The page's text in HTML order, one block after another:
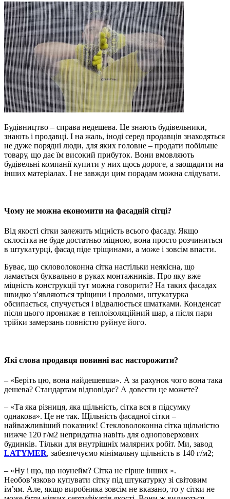
Будівництво – справа недешева. Це знають будівельники,
знають і продавці. І на жаль, іноді серед продавців знаходяться
не дуже порядні люди, для яких головне – продати побільше
товару, що дає їм високий прибуток. Вони вмовляють
будівельні компанії купити у них щось дороге, а заощадити на
інших матеріалах. І не завжди цим порадам можна слідувати.
Чому не можна економити на фасадній сітці?
Від якості сітки залежить міцність всього фасаду. Якщо
склосітка не буде достатньо міцною, вона просто розчиниться
в штукатурці, фасад піде тріщинами, а може і зовсім впасти.
Буває, що скловолоконна сітка настільки неякісна, що
ламається буквально в руках монтажників. Про яку вже
міцність конструкції тут можна говорити? На таких фасадах
швидко з’являються тріщини і проломи, штукатурка
обсипається, спучується і відвалюється шматками. Конденсат
після цього проникає в теплоізоляційний шар, а після пари
трійки замерзань повністю руйнує його.
Які слова продавця повинні вас насторожити?
– «Беріть цю, вона найдешевша». А за рахунок чого вона така
дешева? Стандартам відповідає? А довести це можете?
– «Та яка різниця, яка щільність, сітка вся в підсумку
однакова». Це не так. Щільність фасадної сітки –
найважливіший показник! Стекловолоконна сітка щільністю
нижче 120 г/м2 непридатна навіть для одноповерхових
будинків. Тільки для внутрішніх малярних робіт. Ми, завод
LATYMER, забезпечуємо мінімальну щільність в 140 г/м2;
– «Ну і що, що ноунейм? Сітка не гірше інших ».
Необов’язково купувати сітку під штукатурку зі світовим
ім’ям. Але, якщо виробника зовсім не вказано, то у сітки не